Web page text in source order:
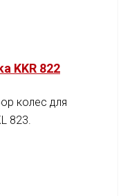
KKR 822
колес для
823.